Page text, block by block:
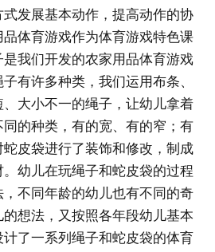
发展基本动作，提高动作的协
体育游戏作为体育游戏特色课
我们开发的农家用品体育游戏
有许多种类，我们运用布条、
大小不一的绳子，让幼儿拿着
的种类，有的宽、有的窄；有
皮袋进行了装饰和修改，制成
幼儿在玩绳子和蛇皮袋的过程
不同年龄的幼儿也有不同的奇
想法，又按照各年段幼儿基本
了一系列绳子和蛇皮袋的体育